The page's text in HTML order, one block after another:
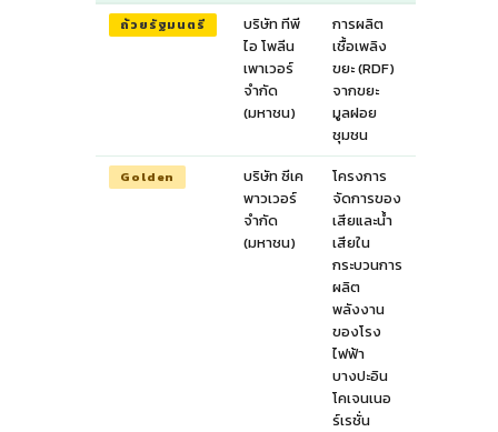
ถ้วยรัฐมนตรี
บริษัท ทีพี
ไอ โพลีน
เพาเวอร์
จำกัด
(มหาชน)
การผลิต
เชื้อเพลิง
ขยะ (RDF)
จากขยะ
มูลฝอย
ชุมชน
Golden
บริษัท ซีเค
พาวเวอร์
จำกัด
(มหาชน)
โครงการ
จัดการของ
เสียและน้ำ
เสียใน
กระบวนการ
ผลิต
พลังงาน
ของโรง
ไฟฟ้า
บางปะอิน
โคเจนเนอ
ร์เรชั่น